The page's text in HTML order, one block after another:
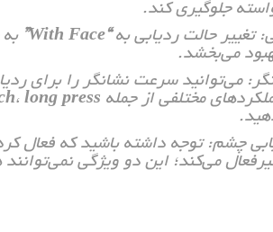
جلوگیری کند.
تغییر حالت ردیابی به“With Face”
می‌بخشد.
می‌توانید سرعت نشانگر را برای
مختلفی از جمله ،long press
می‌کند؛ این دو ویژگی